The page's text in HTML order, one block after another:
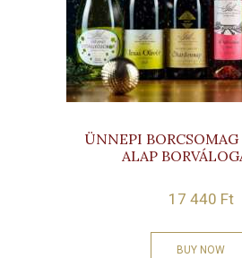
ÜNNEPI
ALAP
17 440 Ft
BUY NOW